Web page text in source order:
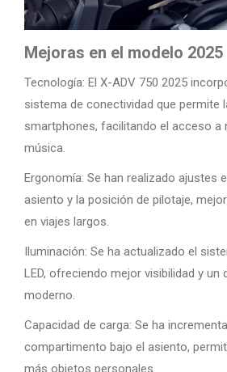
Mejoras en el modelo 2025
Tecnología: El X-ADV 750 2025
sistema de conectividad que permite
smartphones, facilitando el acceso a
música.
Ergonomía: Se han realizado ajustes
asiento y la posición de pilotaje,
en viajes largos.
Iluminación: Se ha actualizado el
LED, ofreciendo mejor visibilidad y un
moderno.
Capacidad de carga: Se ha
compartimento bajo el asiento,